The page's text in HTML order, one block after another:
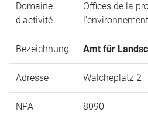
Domaine
d'activité
Offices de la
l'environnement
Bezeichnung Amt für
Adresse Walcheplatz 2
NPA 8090